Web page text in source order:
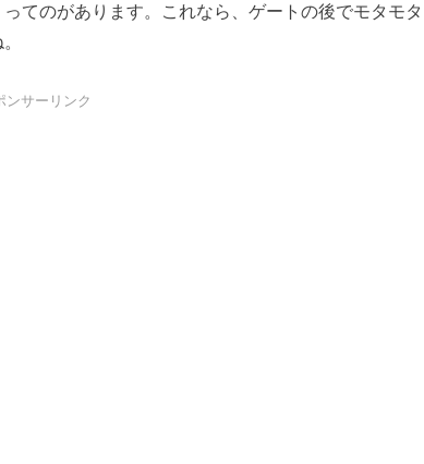
てのがあります。これなら、ゲートの後でモタモタ
ンサーリンク